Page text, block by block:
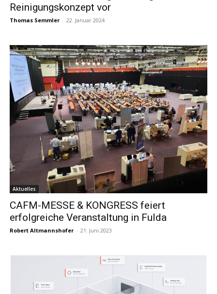
Reinigungskonzept vor
Thomas Semmler - 22. Januar 2024
Aktuelles
CAFM-MESSE & KONGRESS feiert
erfolgreiche Veranstaltung in Fulda
Robert Altmannshofer - 21. Juni 2023